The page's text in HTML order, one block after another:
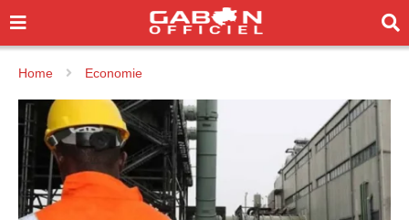
Home Economie